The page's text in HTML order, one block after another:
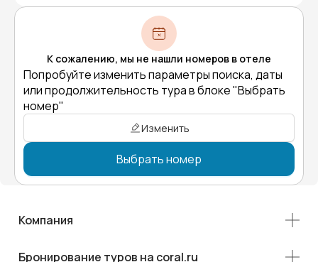
К сожалению, мы не нашли номеров в отеле
Попробуйте изменить параметры поиска, даты
или продолжительность тура в блоке "Выбрать
номер"
Изменить
Выбрать номер
Компания
Бронирование туров на coral.ru